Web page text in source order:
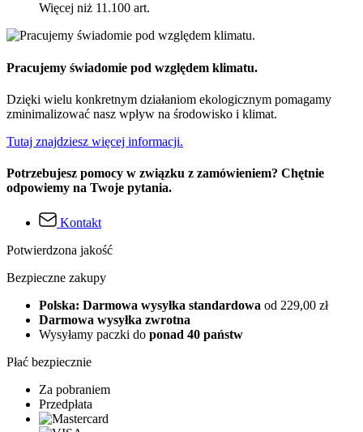
Więcej niż 11.100 art.
Pracujemy świadomie pod względem klimatu.
Dzięki wielu konkretnym działaniom ekologicznym pomagamy
zminimalizować nasz wpływ na środowisko i klimat.
Tutaj znajdziesz więcej informacji.
Potrzebujesz pomocy w związku z zamówieniem? Chętnie
odpowiemy na Twoje pytania.
Kontakt
Potwierdzona jakość
Bezpieczne zakupy
Polska: Darmowa wysyłka standardowa od 229,00 zł
Darmowa wysyłka zwrotna
Wysyłamy paczki do ponad 40 państw
Płać bezpiecznie
Za pobraniem
Przedpłata